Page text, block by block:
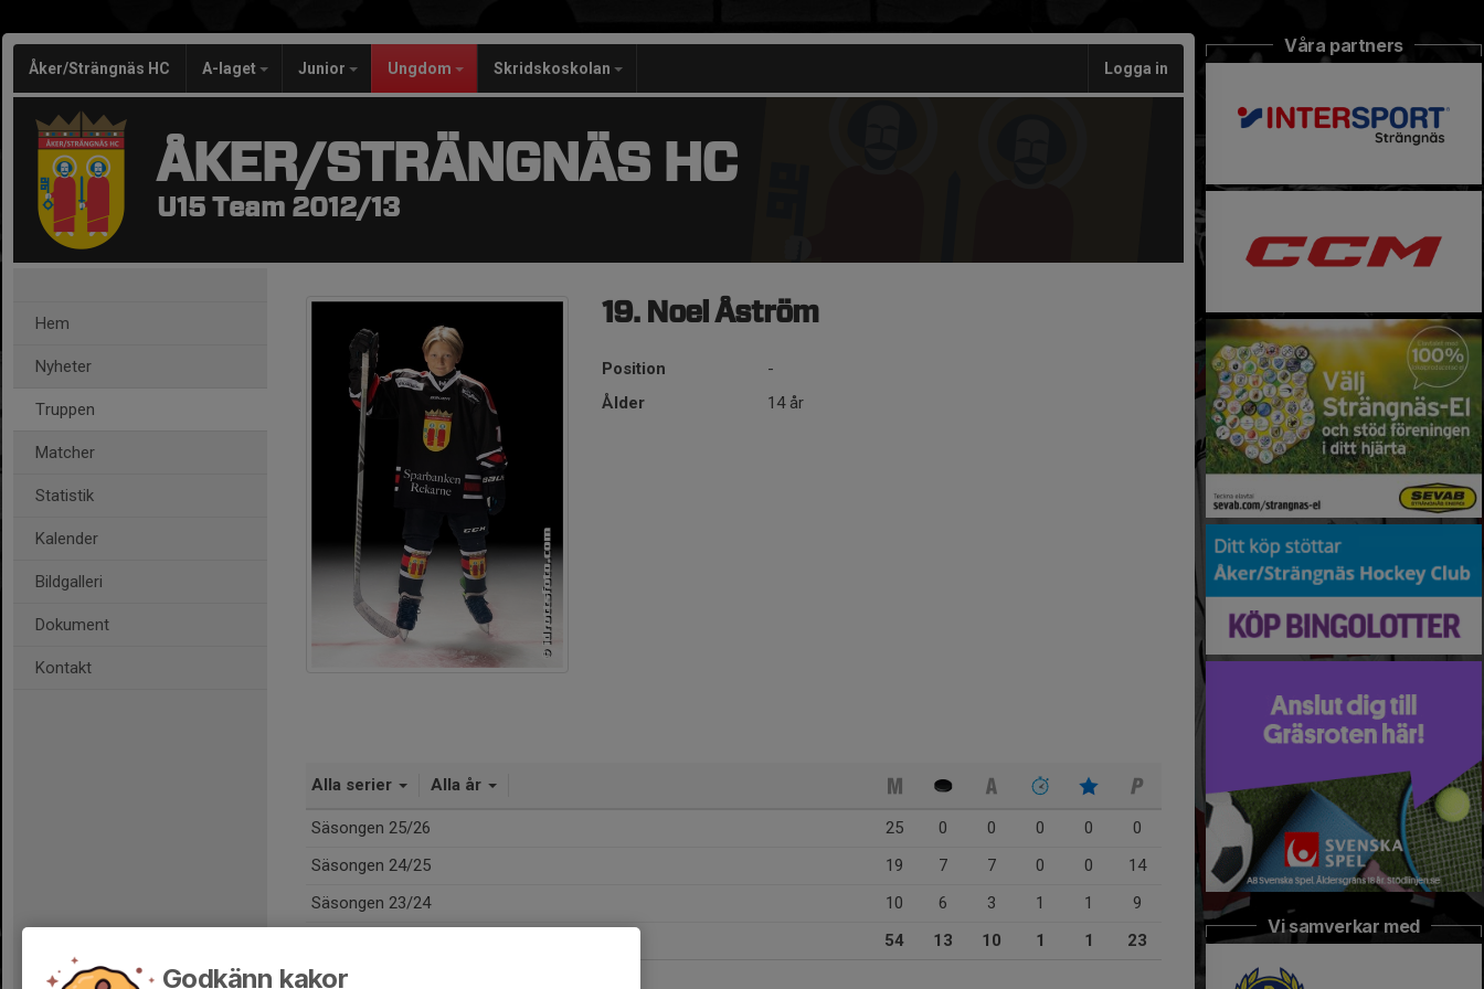
Åker/Strängnäs HC A-laget Junior Ungdom Skridskoskolan Logga in
ÅKER/STRÄNGNÄS HC
U15 Team 2012/13
Hem
Nyheter
Truppen
Matcher
Statistik
Kalender
Bildgalleri
Dokument
Kontakt
19. Noel Åström
Position
-
Ålder
14 år
Alla serier Alla år
Säsongen 25/26 25 0 0 0 0
0
Säsongen 24/25
19 7 7 0 0
14
Säsongen 23/24
10 6 3 1 1
9
54 13 10 1 1 23
Våra partners
Vi samverkar med
Godkänn kakor